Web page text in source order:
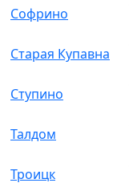
Софрино
Старая Купавна
Ступино
Талдом
Троицк